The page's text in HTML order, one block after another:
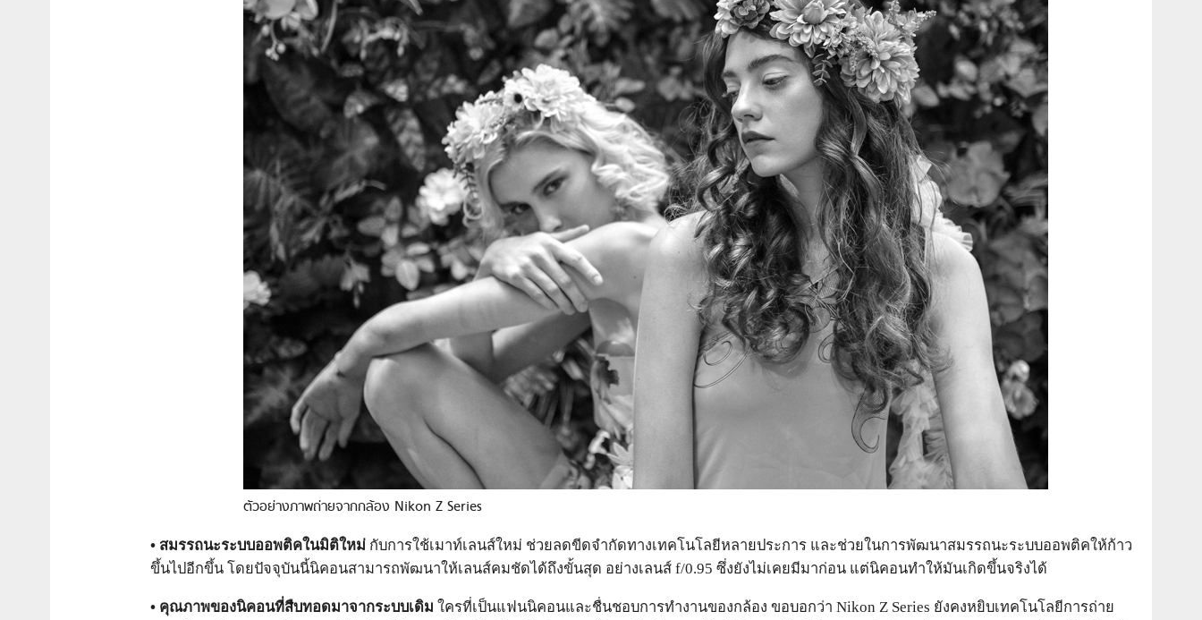
ตัวอย่างภาพถ่ายจากกล้อง Nikon Z Series
• สมรรถนะระบบออพติคในมิติใหม่ กับการใช้เมาท์เลนส์ใหม่ ช่วยลดขีดจำกัดทางเทคโนโลยีหลายประการ และช่วยในการพัฒนาสมรรถนะระบบออพติคให้ก้าว
ขึ้นไปอีกขึ้น โดยปัจจุบันนี้นิคอนสามารถพัฒนาให้เลนส์คมชัดได้ถึงขั้นสุด อย่างเลนส์ f/0.95 ซึ่งยังไม่เคยมีมาก่อน แต่นิคอนทำให้มันเกิดขึ้นจริงได้
• คุณภาพของนิคอนที่สืบทอดมาจากระบบเดิม ใครที่เป็นแฟนนิคอนและชื่นชอบการทำงานของกล้อง ขอบอกว่า Nikon Z Series ยังคงหยิบเทคโนโลยีการถ่าย